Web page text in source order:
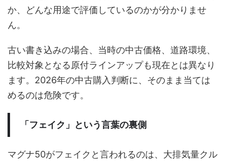
か、どんな用途で評価しているのかが分かりませ
ん。
古い書き込みの場合、当時の中古価格、道路環境、
比較対象となる原付ラインアップも現在とは異なり
ます。2026年の中古購入判断に、そのまま当ては
めるのは危険です。
「フェイク」という言葉の裏側
マグナ50がフェイクと言われるのは、大排気量クル